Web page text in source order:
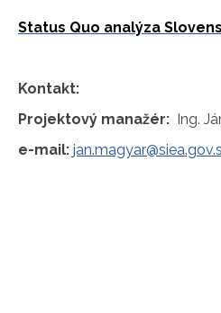
Status Quo analýza
Kontakt:
Projektový manažér: Ing.
e-mail: